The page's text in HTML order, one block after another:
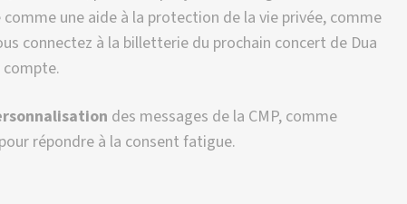
une aide à la protection de la vie privée, comme
connectez à la billetterie du prochain concert de Dua
compte.
des messages de la CMP, comme
répondre à la consent fatigue.